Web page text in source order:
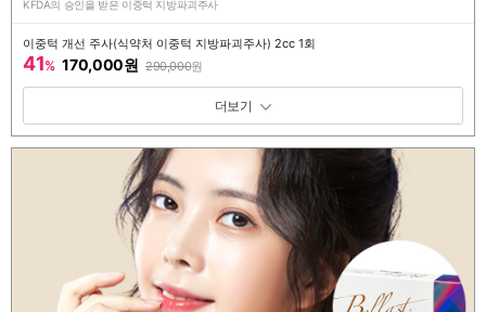
KFDA의 승인을 받은 이중턱 지방파괴주사
이중턱 개선 주사(식약처 이중턱 지방파괴주사) 2cc 1회
41% 170,000원 290,000원
패키지 보기 토글